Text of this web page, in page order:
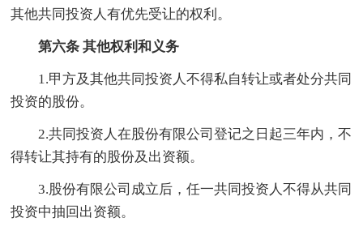
其他共同投资人有优先受让的权利。
第六条 其他权利和义务
1.甲方及其他共同投资人不得私自转让或者处分共同
投资的股份。
2.共同投资人在股份有限公司登记之日起三年内，不
得转让其持有的股份及出资额。
3.股份有限公司成立后，任一共同投资人不得从共同
投资中抽回出资额。